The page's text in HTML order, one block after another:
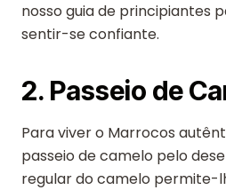
nosso guia de principiantes
sentir-se confiante.
2. Passeio de
Para viver o Marrocos
passeio de camelo pelo
regular do camelo permite-